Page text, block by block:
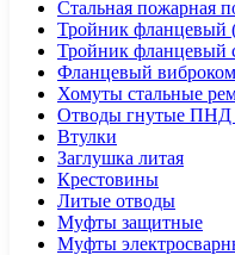
Стальная пожарная
Тройник фланцевый
Тройник фланцевый
Фланцевый
Хомуты стальные
Отводы гнутые ПНД
Втулки
Заглушка литая
Крестовины
Литые отводы
Муфты защитные
Муфты